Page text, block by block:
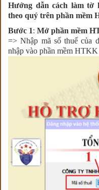
Hướng dẫn cách làm tờ
theo quý trên phần mềm
Bước 1: Mở phần mềm
=> Nhập mã số thuế của
nhập vào phần mềm HTKK